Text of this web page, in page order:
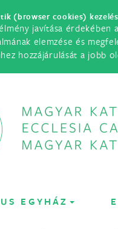
(browser cookies)
javítása érdekében
elemzése és
hozzájárulását a jobb
EGYHÁZ